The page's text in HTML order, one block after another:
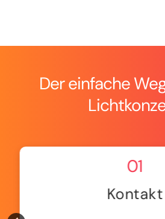
Der einfache
01
Kontakt